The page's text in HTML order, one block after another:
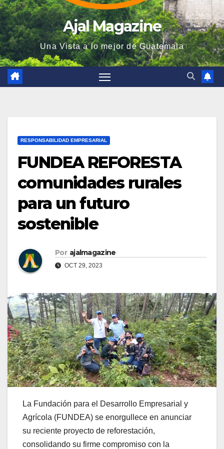
Ajal Magazine
Una Vista a lo mejor de Guatemala
RESPONSABILIDAD EMPRESARIAL
FUNDEA REFORESTA
comunidades rurales
para un futuro
sostenible
Por ajalmagazine
OCT 29, 2023
La Fundación para el Desarrollo Empresarial y
Agrícola (FUNDEA) se enorgullece en anunciar
su reciente proyecto de reforestación,
consolidando su firme compromiso con la